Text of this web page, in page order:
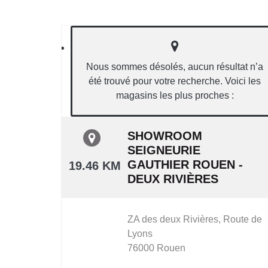
Nous sommes désolés, aucun résultat n’a
été trouvé pour votre recherche. Voici les
magasins les plus proches :
19.46 KM
SHOWROOM
SEIGNEURIE
GAUTHIER ROUEN -
DEUX RIVIÈRES
ZA des deux Rivières, Route de
Lyons
76000 Rouen